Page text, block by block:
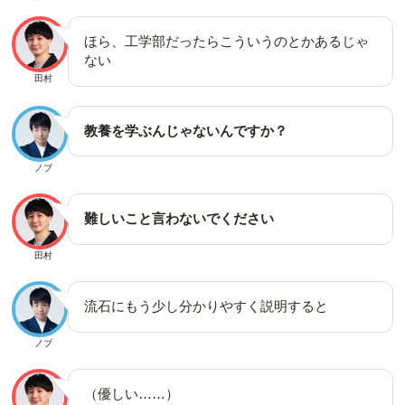
田村
ほら、工学部だったらこういうのとかあるじゃ
ない
ノブ
教養を学ぶんじゃないんですか？
田村
難しいこと言わないでください
ノブ
流石にもう少し分かりやすく説明すると
（優しい……）